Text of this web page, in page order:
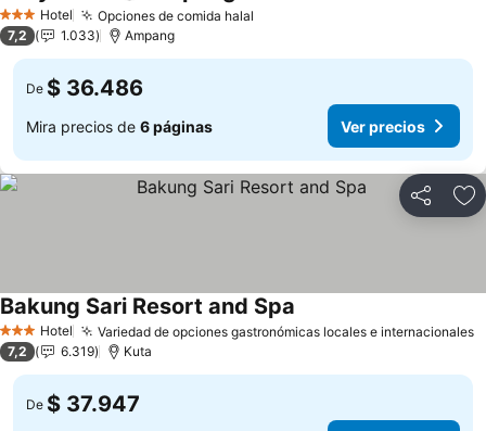
3 Estrellas
Hotel Opciones de comida halal
7,2 1.033 Ampang
De $ 36.486
Mira precios de 6 páginas Ver precios
Compartir
3 Estrellas
Hotel Variedad de opciones gastronómicas locales e internacionales
Bakung Sari Resort and Spa
7,2 6.319 Kuta
De $ 37.947